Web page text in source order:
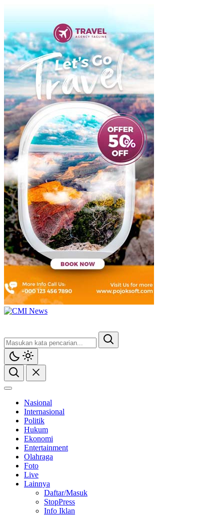
CMI News
Berani, Integritas dan Loyalitas
Nasional
Internasional
Politik
Hukum
Ekonomi
Entertainment
Olahraga
Foto
Live
Lainnya
Daftar/Masuk
StopPress
Info Iklan